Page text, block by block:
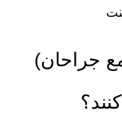
جراحان)